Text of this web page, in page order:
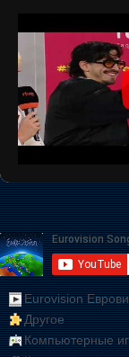
Eurovision
Другое
Компьютерные